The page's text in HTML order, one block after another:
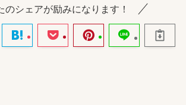
のシェアが励みになります！